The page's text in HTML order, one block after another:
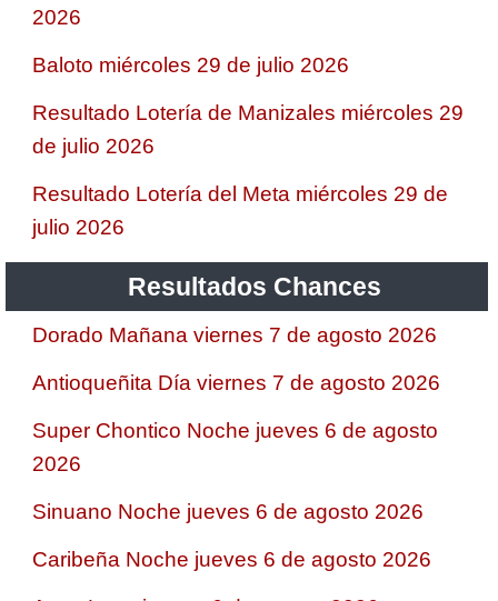
2026
Baloto miércoles 29 de julio 2026
Resultado Lotería de Manizales miércoles 29
de julio 2026
Resultado Lotería del Meta miércoles 29 de
julio 2026
Resultados Chances
Dorado Mañana viernes 7 de agosto 2026
Antioqueñita Día viernes 7 de agosto 2026
Super Chontico Noche jueves 6 de agosto
2026
Sinuano Noche jueves 6 de agosto 2026
Caribeña Noche jueves 6 de agosto 2026